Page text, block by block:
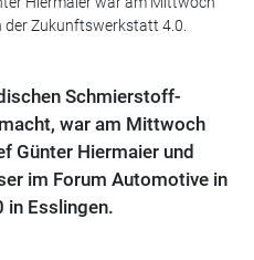
Zukunftswerkstatt 4.0.
Schmierstoff-
war am Mittwoch
Günter Hiermaier und
im Forum Automotive in
Esslingen.